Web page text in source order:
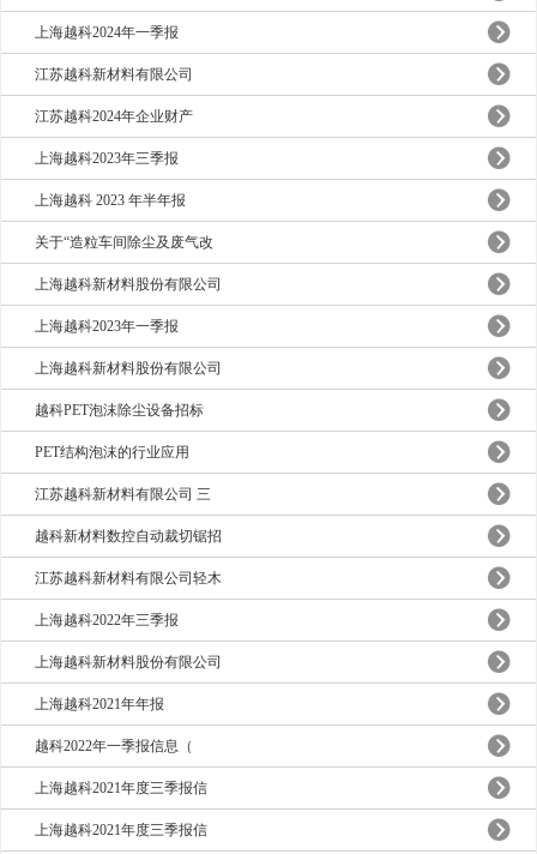
上海越科2024年一季报
江苏越科新材料有限公司
江苏越科2024年企业财产
上海越科2023年三季报
上海越科 2023 年半年报
关于“造粒车间除尘及废气改
上海越科新材料股份有限公司
上海越科2023年一季报
上海越科新材料股份有限公司
越科PET泡沫除尘设备招标
PET结构泡沫的行业应用
江苏越科新材料有限公司 三
越科新材料数控自动裁切锯招
江苏越科新材料有限公司轻木
上海越科2022年三季报
上海越科新材料股份有限公司
上海越科2021年年报
越科2022年一季报信息（
上海越科2021年度三季报信
上海越科2021年度三季报信